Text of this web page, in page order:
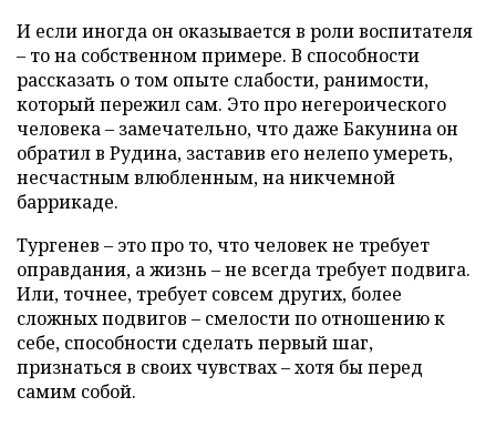
И если иногда он оказывается в роли воспитателя
– то на собственном примере. В способности
рассказать о том опыте слабости, ранимости,
который пережил сам. Это про негероического
человека – замечательно, что даже Бакунина он
обратил в Рудина, заставив его нелепо умереть,
несчастным влюбленным, на никчемной
баррикаде.
Тургенев – это про то, что человек не требует
оправдания, а жизнь – не всегда требует подвига.
Или, точнее, требует совсем других, более
сложных подвигов – смелости по отношению к
себе, способности сделать первый шаг,
признаться в своих чувствах – хотя бы перед
самим собой.